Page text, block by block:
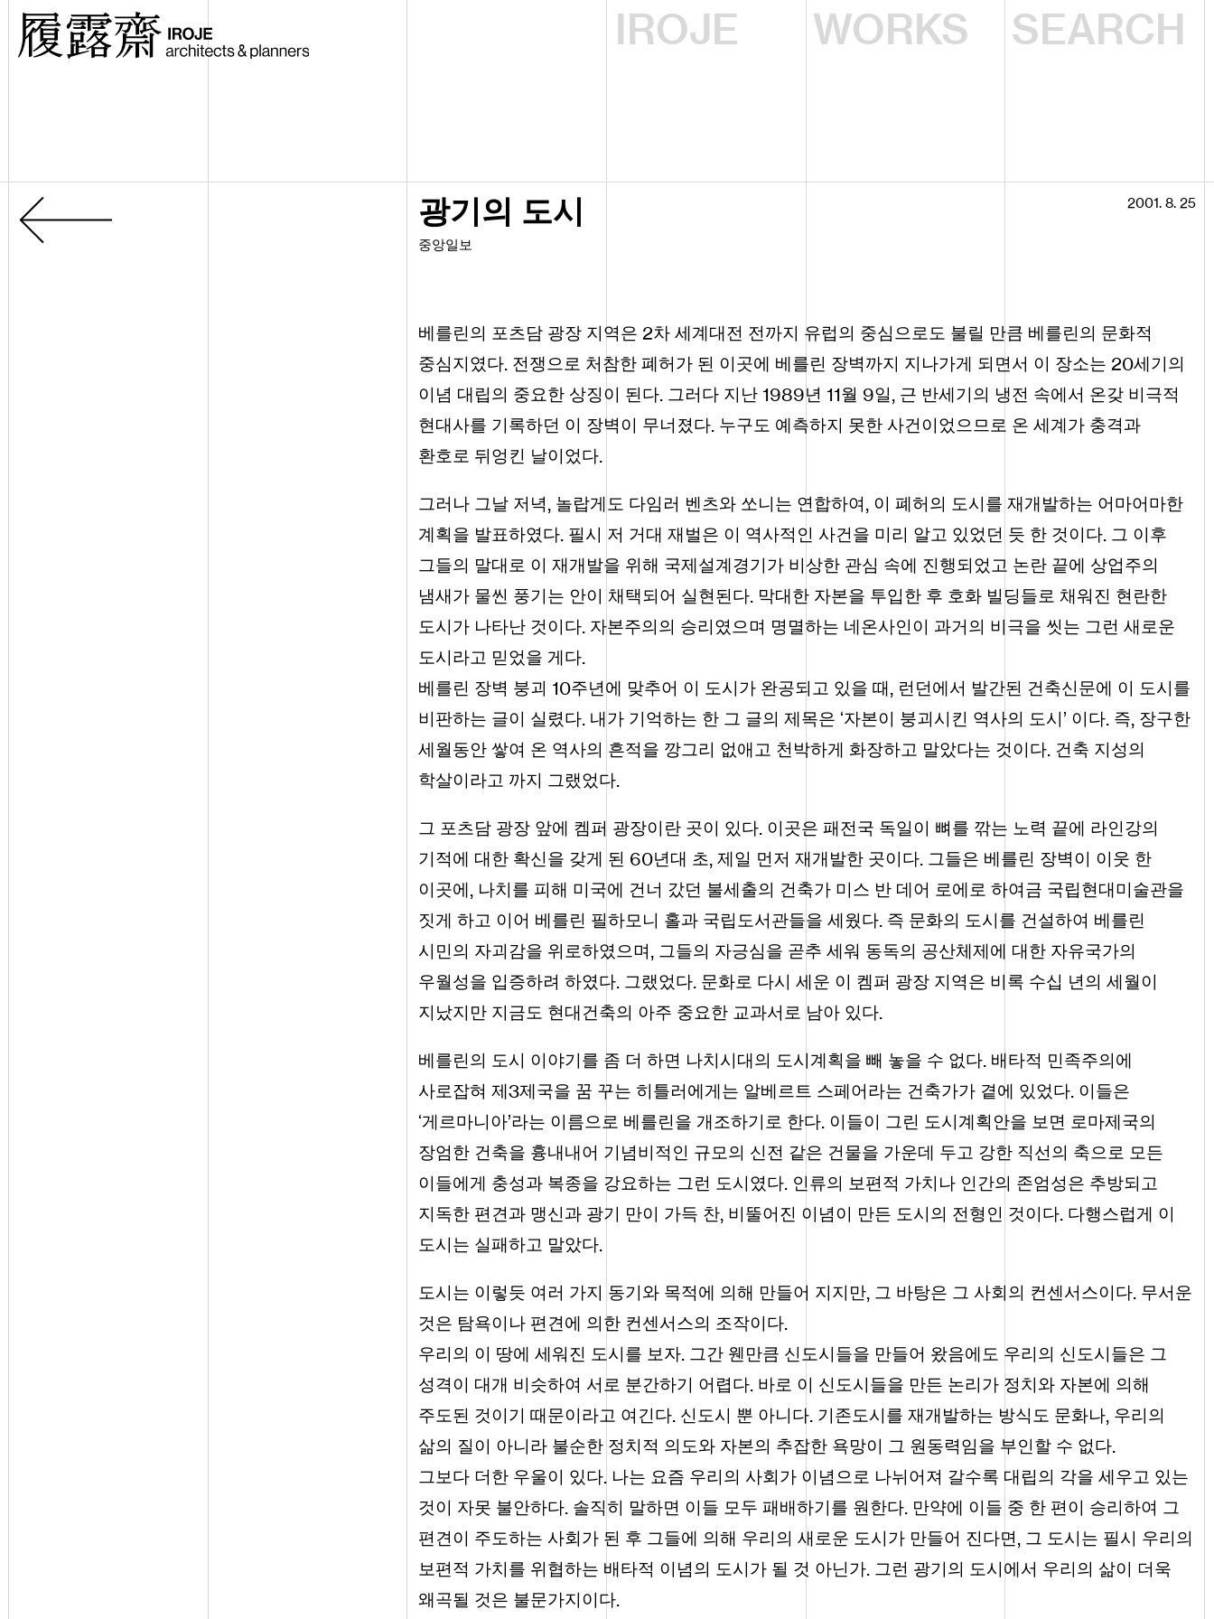
IROJE WORKS
광기의 도시
중앙일보
2001. 8. 25
베를린의 포츠담 광장 지역은 2차 세계대전 전까지 유럽의 중심으로도 불릴 만큼 베를린의 문화적
중심지였다.전쟁으로 처참한 폐허가 된 이곳에 베를린 장벽까지 지나가게 되면서 이 장소는 20세기의
이념 대립의 중요한 상징이 된다.그러다 지난 1989년 11월 9일,근 반세기의 냉전 속에서 온갖 비극적
현대사를 기록하던 이 장벽이 무너졌다.누구도 예측하지 못한 사건이었으므로 온 세계가 충격과
환호로 뒤엉킨 날이었다.
그러나 그날 저녁,놀랍게도 다임러 벤츠와 쏘니는 연합하여,이 폐허의 도시를 재개발하는 어마어마한
계획을 발표하였다.필시 저 거대 재벌은 이 역사적인 사건을 미리 알고 있었던 듯 한 것이다.그 이후
그들의 말대로 이 재개발을 위해 국제설계경기가 비상한 관심 속에 진행되었고 논란 끝에 상업주의
냄새가 물씬 풍기는 안이 채택되어 실현된다.막대한 자본을 투입한 후 호화 빌딩들로 채워진 현란한
도시가 나타난 것이다.자본주의의 승리였으며 명멸하는 네온사인이 과거의 비극을 씻는 그런 새로운
도시라고 믿었을 게다.
베를린 장벽 붕괴 10주년에 맞추어 이 도시가 완공되고 있을 때,런던에서 발간된 건축신문에 이 도시를
비판하는 글이 실렸다.내가 기억하는 한 그 글의 제목은 ‘자본이 붕괴시킨 역사의 도시’ 이다.즉,장구한
세월동안 쌓여 온 역사의 흔적을 깡그리 없애고 천박하게 화장하고 말았다는 것이다.건축 지성의
학살이라고 까지 그랬었다.
그 포츠담 광장 앞에 켐퍼 광장이란 곳이 있다.이곳은 패전국 독일이 뼈를 깎는 노력 끝에 라인강의
기적에 대한 확신을 갖게 된 60년대 초,제일 먼저 재개발한 곳이다.그들은 베를린 장벽이 이웃 한
이곳에,나치를 피해 미국에 건너 갔던 불세출의 건축가 미스 반 데어 로에로 하여금 국립현대미술관을
짓게 하고 이어 베를린 필하모니 홀과 국립도서관들을 세웠다.즉 문화의 도시를 건설하여 베를린
시민의 자괴감을 위로하였으며,그들의 자긍심을 곧추 세워 동독의 공산체제에 대한 자유국가의
우월성을 입증하려 하였다.그랬었다.문화로 다시 세운 이 켐퍼 광장 지역은 비록 수십 년의 세월이
지났지만 지금도 현대건축의 아주 중요한 교과서로 남아 있다.
베를린의 도시 이야기를 좀 더 하면 나치시대의 도시계획을 빼 놓을 수 없다.배타적 민족주의에
사로잡혀 제3제국을 꿈 꾸는 히틀러에게는 알베르트 스페어라는 건축가가 곁에 있었다.이들은
‘게르마니아’라는 이름으로 베를린을 개조하기로 한다.이들이 그린 도시계획안을 보면 로마제국의
장엄한 건축을 흉내내어 기념비적인 규모의 신전 같은 건물을 가운데 두고 강한 직선의 축으로 모든
이들에게 충성과 복종을 강요하는 그런 도시였다.인류의 보편적 가치나 인간의 존엄성은 추방되고
지독한 편견과 맹신과 광기 만이 가득 찬,비뚤어진 이념이 만든 도시의 전형인 것이다.다행스럽게 이
도시는 실패하고 말았다.
도시는 이렇듯 여러 가지 동기와 목적에 의해 만들어 지지만,그 바탕은 그 사회의 컨센서스이다.무서운
것은 탐욕이나 편견에 의한 컨센서스의 조작이다.
우리의 이 땅에 세워진 도시를 보자.그간 웬만큼 신도시들을 만들어 왔음에도 우리의 신도시들은 그
성격이 대개 비슷하여 서로 분간하기 어렵다.바로 이 신도시들을 만든 논리가 정치와 자본에 의해
주도된 것이기 때문이라고 여긴다.신도시 뿐 아니다.기존도시를 재개발하는 방식도 문화나,우리의
삶의 질이 아니라 불순한 정치적 의도와 자본의 추잡한 욕망이 그 원동력임을 부인할 수 없다.
그보다 더한 우울이 있다.나는 요즘 우리의 사회가 이념으로 나뉘어져 갈수록 대립의 각을 세우고 있는
것이 자못 불안하다.솔직히 말하면 이들 모두 패배하기를 원한다.만약에 이들 중 한 편이 승리하여 그
편견이 주도하는 사회가 된 후 그들에 의해 우리의 새로운 도시가 만들어 진다면,그 도시는 필시 우리의
보편적 가치를 위협하는 배타적 이념의 도시가 될 것 아닌가.그런 광기의 도시에서 우리의 삶이 더욱
왜곡될 것은 불문가지이다.